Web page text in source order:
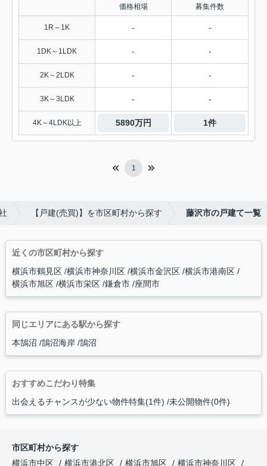
価格相場 募集件数
1R～1K - -
1DK～1LDK - -
2K～2LDK - -
3K～3LDK - -
4K～4LDK以上 5890万円 1件
1
【戸建(売買)】を市区町村から探す 藤沢市の戸建て一覧
近くの市区町村から探す
横浜市鶴見区 横浜市神奈川区 横浜市金沢区 横浜市港南区
横浜市旭区 横浜市栄区 鎌倉市 座間市
同じエリアにある駅から探す
本鵠沼 鵠沼海岸 鵠沼
おすすめこだわり特集
出会えるチャンスが少ない物件特集(1件) 未公開物件(0件)
市区町村から探す
横浜市中区
横浜市港北区 横浜市旭区
横浜市神奈川区